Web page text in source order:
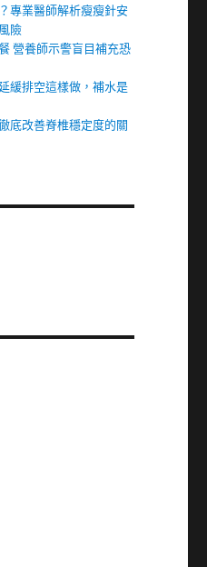
專業醫師解析瘦瘦針安
險
營養師示警盲目補充恐
緩排空這樣做，補水是
底改善脊椎穩定度的關